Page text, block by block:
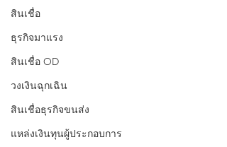
สินเชื่อ
ธุรกิจมาแรง
สินเชื่อ OD
วงเงินฉุกเฉิน
สินเชื่อธุรกิจขนส่ง
แหล่งเงินทุนผู้ประกอบการ